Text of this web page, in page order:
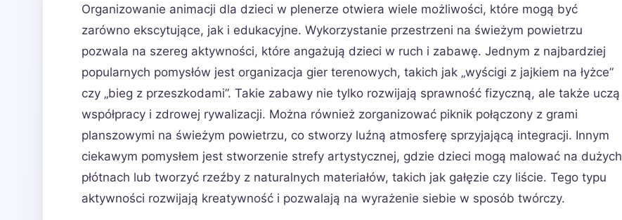
Organizowanie animacji dla dzieci w plenerze otwiera wiele możliwości, które mogą być
zarówno ekscytujące, jak i edukacyjne. Wykorzystanie przestrzeni na świeżym powietrzu
pozwala na szereg aktywności, które angażują dzieci w ruch i zabawę. Jednym z najbardziej
popularnych pomysłów jest organizacja gier terenowych, takich jak „wyścigi z jajkiem na łyżce”
czy „bieg z przeszkodami”. Takie zabawy nie tylko rozwijają sprawność fizyczną, ale także uczą
współpracy i zdrowej rywalizacji. Można również zorganizować piknik połączony z grami
planszowymi na świeżym powietrzu, co stworzy luźną atmosferę sprzyjającą integracji. Innym
ciekawym pomysłem jest stworzenie strefy artystycznej, gdzie dzieci mogą malować na dużych
płótnach lub tworzyć rzeźby z naturalnych materiałów, takich jak gałęzie czy liście. Tego typu
aktywności rozwijają kreatywność i pozwalają na wyrażenie siebie w sposób twórczy.